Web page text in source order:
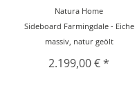
Natura Home
Sideboard Farmingdale - Eiche
massiv, natur geölt
2.199,00 € *